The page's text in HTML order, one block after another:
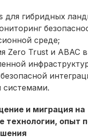
для гибридных
среде;
Zero Trust и ABAC в
и миграция на
технологии, опыт